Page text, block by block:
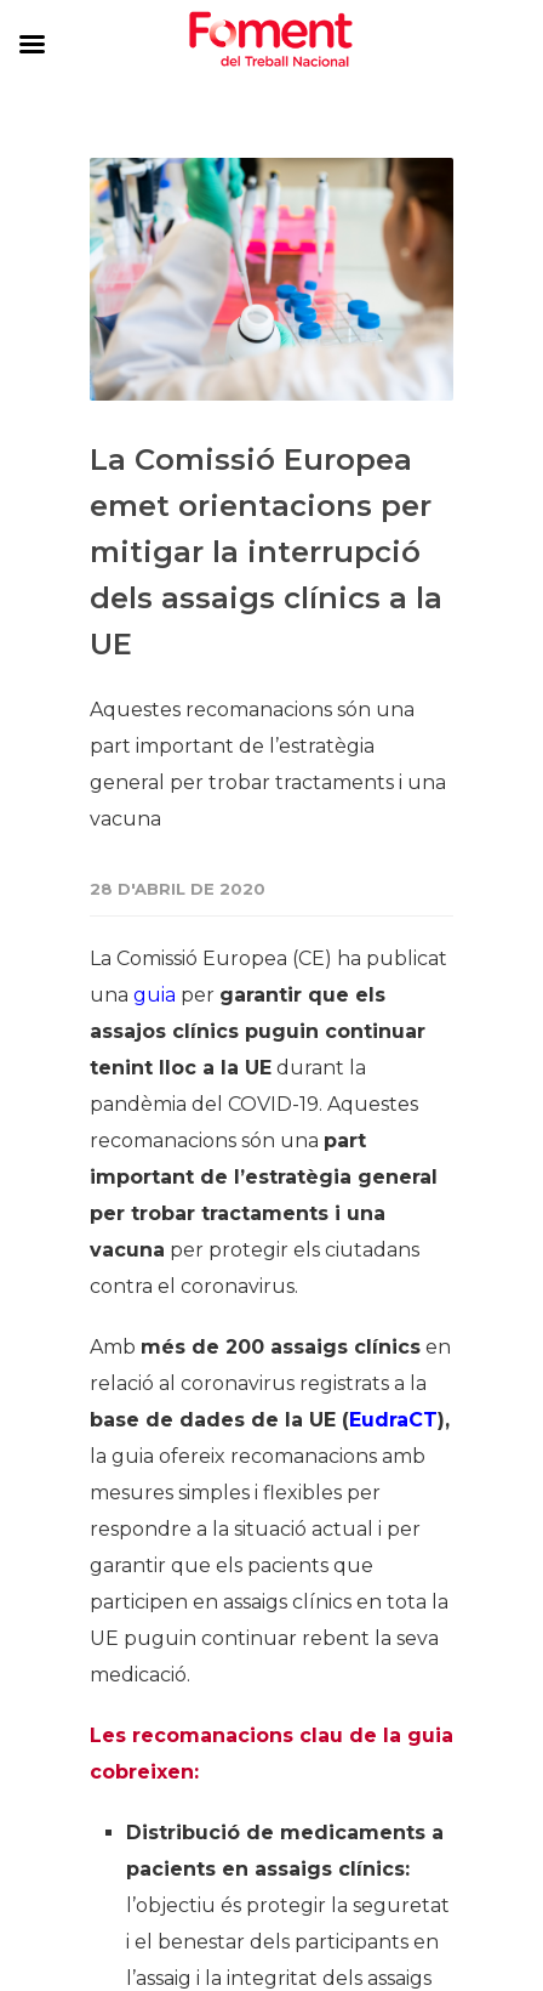
La Comissió Europea
emet orientacions per
mitigar la interrupció
dels assaigs clínics a la
UE
Aquestes recomanacions són una
part important de l’estratègia
general per trobar tractaments i una
vacuna
28 D'ABRIL DE 2020
La Comissió Europea (CE) ha publicat
una guia per garantir que els
assajos clínics puguin continuar
tenint lloc a la UE durant la
pandèmia del COVID-19. Aquestes
recomanacions són una part
important de l’estratègia general
per trobar tractaments i una
vacuna per protegir els ciutadans
contra el coronavirus.
Amb més de 200 assaigs clínics en
relació al coronavirus registrats a la
base de dades de la UE (EudraCT),
la guia ofereix recomanacions amb
mesures simples i flexibles per
respondre a la situació actual i per
garantir que els pacients que
participen en assaigs clínics en tota la
UE puguin continuar rebent la seva
medicació.
Les recomanacions clau de la guia
cobreixen:
Distribució de medicaments a
pacients en assaigs clínics:
l’objectiu és protegir la seguretat
i el benestar dels participants en
l’assaig i la integritat dels assaigs